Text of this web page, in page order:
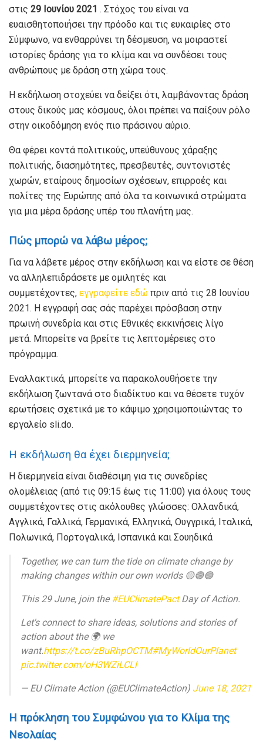
στις 29 Ιουνίου 2021 . Στόχος του είναι να
ευαισθητοποιήσει την πρόοδο και τις ευκαιρίες στο
Σύμφωνο, να ενθαρρύνει τη δέσμευση, να μοιραστεί
ιστορίες δράσης για το κλίμα και να συνδέσει τους
ανθρώπους με δράση στη χώρα τους.
Η εκδήλωση στοχεύει να δείξει ότι, λαμβάνοντας δράση
στους δικούς μας κόσμους, όλοι πρέπει να παίξουν ρόλο
στην οικοδόμηση ενός πιο πράσινου αύριο.
Θα φέρει κοντά πολιτικούς, υπεύθυνους χάραξης
πολιτικής, διασημότητες, πρεσβευτές, συντονιστές
χωρών, εταίρους δημοσίων σχέσεων, επιρροές και
πολίτες της Ευρώπης από όλα τα κοινωνικά στρώματα
για μια μέρα δράσης υπέρ του πλανήτη μας.
Πώς μπορώ να λάβω μέρος;
Για να λάβετε μέρος στην εκδήλωση και να είστε σε θέση
να αλληλεπιδράσετε με ομιλητές και
συμμετέχοντες, εγγραφείτε εδώ πριν από τις 28 Ιουνίου
2021. Η εγγραφή σας σάς παρέχει πρόσβαση στην
πρωινή συνεδρία και στις Εθνικές εκκινήσεις λίγο
μετά. Μπορείτε να βρείτε τις λεπτομέρειες στο
πρόγραμμα.
Εναλλακτικά, μπορείτε να παρακολουθήσετε την
εκδήλωση ζωντανά στο διαδίκτυο και να θέσετε τυχόν
ερωτήσεις σχετικά με το κάψιμο χρησιμοποιώντας το
εργαλείο sli.do.
Η εκδήλωση θα έχει διερμηνεία;
Η διερμηνεία είναι διαθέσιμη για τις συνεδρίες
ολομέλειας (από τις 09:15 έως τις 11:00) για όλους τους
συμμετέχοντες στις ακόλουθες γλώσσες: Ολλανδικά,
Αγγλικά, Γαλλικά, Γερμανικά, Ελληνικά, Ουγγρικά, Ιταλικά,
Πολωνικά, Πορτογαλικά, Ισπανικά και Σουηδικά
Together, we can turn the tide on climate change by
making changes within our own worlds 🟡🟢🟣
This 29 June, join the#EUClimatePactDay of Action.
Let's connect to share ideas, solutions and stories of
action about the 🌍 we
want.https://t.co/zBuRhpOCTM#MyWorldOurPlanet
pic.twitter.com/oH3WZiLCLl
— EU Climate Action (@EUClimateAction) June 18, 2021
Η πρόκληση του Συμφώνου για το Κλίμα της
Νεολαίας